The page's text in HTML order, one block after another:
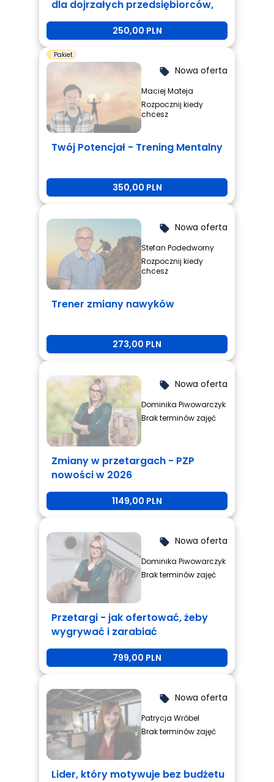
dla dojrzałych przedsiębiorców,
którzy są zmęczeni i potrzebują
250,00 PLN
Pakiet
local_offer Nowa oferta
Maciej Mateja
Rozpocznij kiedy
chcesz
Twój Potencjał - Trening Mentalny
350,00 PLN
local_offer Nowa oferta
Stefan Podedworny
Rozpocznij kiedy
chcesz
Trener zmiany nawyków
273,00 PLN
local_offer Nowa oferta
Dominika Piwowarczyk
Brak terminów zajęć
Zmiany w przetargach - PZP
nowości w 2026
1149,00 PLN
local_offer Nowa oferta
Dominika Piwowarczyk
Brak terminów zajęć
Przetargi - jak ofertować, żeby
wygrywać i zarabiać
799,00 PLN
local_offer Nowa oferta
Patrycja Wróbel
Brak terminów zajęć
Lider, który motywuje bez budżetu